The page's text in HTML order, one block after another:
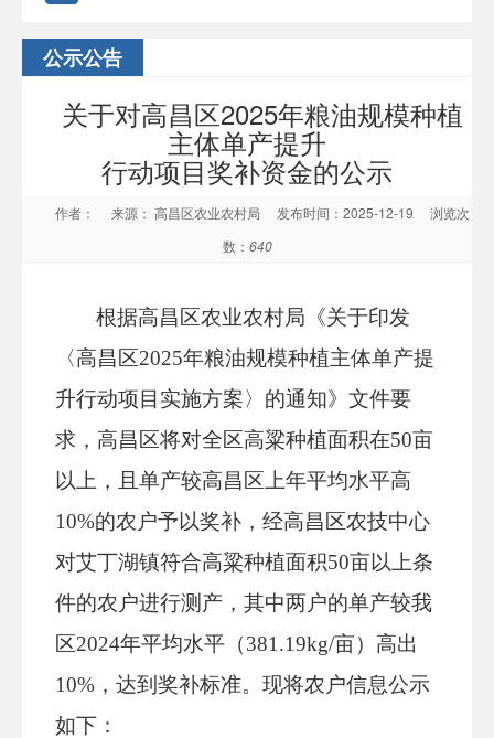
公示公告
关于对高昌区2025年粮油规模种植
主体单产提升
行动项目奖补资金的公示
作者： 来源： 高昌区农业农村局 发布时间：2025-12-19
浏览次
数： 640
根据高昌区农业农村局《关于印发
〈高昌区2025年粮油规模种植主体单产提
升行动项目实施方案〉的通知》文件要
求，高昌区将对全区高粱种植面积在50亩
以上，且单产较高昌区上年平均水平高
10%的农户予以奖补，经高昌区农技中心
对艾丁湖镇符合高粱种植面积50亩以上条
件的农户进行测产，其中两户的单产较我
区2024年平均水平（381.19kg/亩）高出
10%，达到奖补标准。现将农户信息公示
如下：